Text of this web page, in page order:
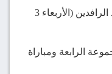
اليوم الثالث: محاربو الصحراء وأسود الرافدين (الأربعاء 3
الرابعة ومباراة